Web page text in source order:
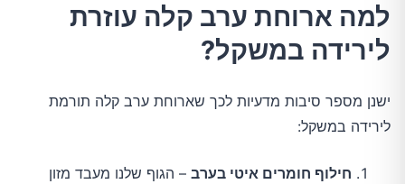
למה ארוחת ערב קלה עוזרת
לירידה במשקל?
ישנן מספר סיבות מדעיות לכך שארוחת ערב קלה תורמת
לירידה במשקל:
חילוף חומרים איטי בערב – הגוף שלנו מעבד מזון